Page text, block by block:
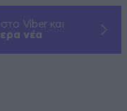
στο Viber και
νέα